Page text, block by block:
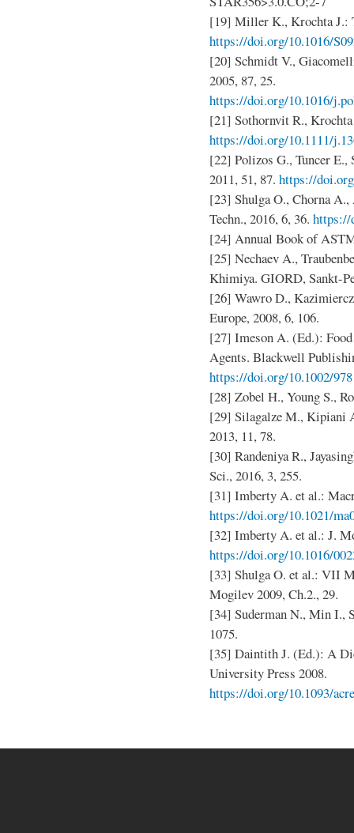
[19] Miller K., Krochta J.:
https://doi.org/10.1016/
[20] Schmidt V.,
2005, 87, 25.
https://doi.org/10.1016/
[21] Sothornvit R.,
https://doi.org/10.1111/
[22] Polizos G., Tuncer
2011, 51, 87. https://
[23] Shulga O., Chorna
Techn., 2016, 6, 36. https://
[24] Annual Book of
[25] Nechaev A.,
Khimiya. GIORD, Sankt-
[26] Wawro D.,
Europe, 2008, 6, 106.
[27] Imeson A. (Ed.):
Agents. Blackwell
https://doi.org/10.1002/
[28] Zobel H., Young S.,
[29] Silagalze M., Kipiani
2013, 11, 78.
[30] Randeniya R.,
Sci., 2016, 3, 255.
[31] Imberty A. et al.:
https://doi.org/10.1021/
[32] Imberty A. et al.: J.
https://doi.org/10.1016/
[33] Shulga O. et al.: VII
Mogilev 2009, Ch.2., 29.
[34] Suderman N., Min I.,
1075.
[35] Daintith J. (Ed.): A
University Press 2008.
https://doi.org/10.1093/